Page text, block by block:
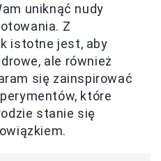
uniknąć nudy
Z
istotne jest, aby
ale również
się zainspirować
które
stanie się